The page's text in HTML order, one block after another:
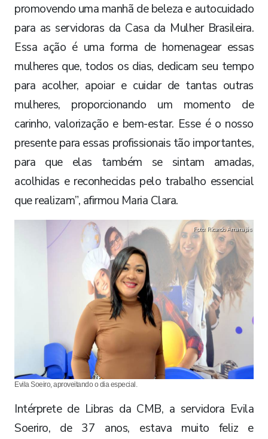
promovendo uma manhã de beleza e autocuidado
para as servidoras da Casa da Mulher Brasileira.
Essa ação é uma forma de homenagear essas
mulheres que, todos os dias, dedicam seu tempo
para acolher, apoiar e cuidar de tantas outras
mulheres, proporcionando um momento de
carinho, valorização e bem-estar. Esse é o nosso
presente para essas profissionais tão importantes,
para que elas também se sintam amadas,
acolhidas e reconhecidas pelo trabalho essencial
que realizam”, afirmou Maria Clara.
Evila Soeiro, aproveitando o dia especial.
Foto: Ricardo Amanajás
Intérprete de Libras da CMB, a servidora Evila
Soeriro, de 37 anos, estava muito feliz e